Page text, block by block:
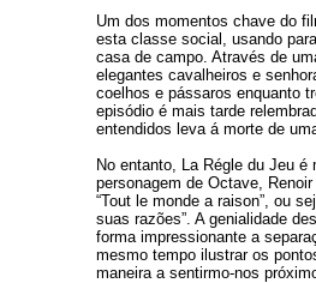
Um dos momentos chave do
esta classe social, usando
casa de campo. Através de
elegantes cavalheiros e
coelhos e pássaros enquanto
episódio é mais tarde
entendidos leva á morte de
No entanto, La Régle du Jeu
personagem de Octave,
“Tout le monde a raison”, ou
suas razões”. A genialidade
forma impressionante a
mesmo tempo ilustrar os
maneira a sentirmo-nos